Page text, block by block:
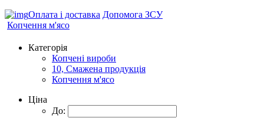
Оплата і доставка Допомога ЗСУ
Копчення м'ясо
Категорія
Копчені вироби
10, Смажена продукція
Копчення м'ясо
Ціна
До: